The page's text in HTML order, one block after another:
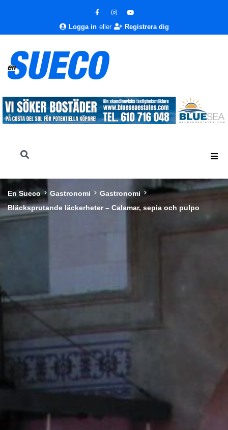
Logga in eller Registrera dig
En Sueco Gastronomi
Gastronomi
Bläcksprutande läckerheter – Calamar, sepia och pulpo